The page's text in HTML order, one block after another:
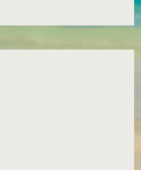
ŽE OD 70€/DAN!